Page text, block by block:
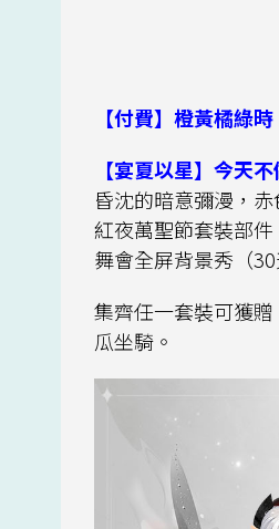
【付費】橙黃橘綠時
【宴夏以星】今天
昏沈的暗意彌漫，
紅夜萬聖節套裝部
舞會全屏背景秀（
集齊任一套裝可獲
瓜坐騎。